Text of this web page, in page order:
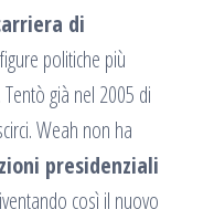
di
politiche più
già nel 2005 di
Weah non ha
presidenziali
così il nuovo